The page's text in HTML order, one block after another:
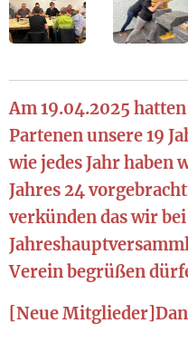
Am 19.04.2025
Partenen unsere 19
wie jedes Jahr haben
Jahres 24
verkünden das wir
Verein begrüßen
[Neue